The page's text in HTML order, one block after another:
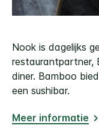
Nook is dagelijks
restaurantpartner,
diner. Bamboo
een sushibar.
Meer informatie